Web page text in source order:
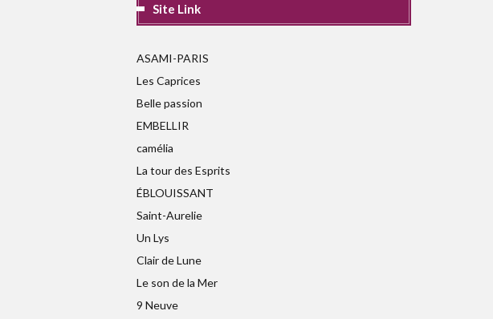
Site Link
ASAMI-PARIS
Les Caprices
Belle passion
EMBELLIR
camélia
La tour des Esprits
ÉBLOUISSANT
Saint-Aurelie
Un Lys
Clair de Lune
Le son de la Mer
9 Neuve